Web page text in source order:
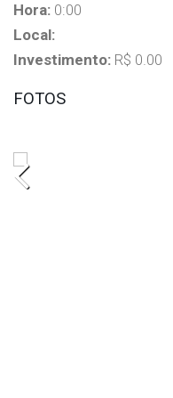
Hora: 0:00
Local:
Investimento: R$ 0.00
FOTOS